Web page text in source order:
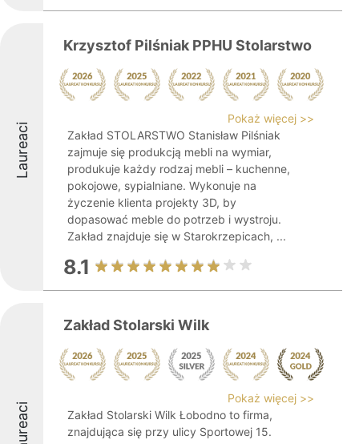
Laureaci
Krzysztof Pilśniak PPHU Stolarstwo
Pokaż więcej >>
Zakład STOLARSTWO Stanisław Pilśniak
zajmuje się produkcją mebli na wymiar,
produkuje każdy rodzaj mebli – kuchenne,
pokojowe, sypialniane. Wykonuje na
życzenie klienta projekty 3D, by
dopasować meble do potrzeb i wystroju.
Zakład znajduje się w Starokrzepicach, ...
8.1
Laureaci
Zakład Stolarski Wilk
Pokaż więcej >>
Zakład Stolarski Wilk Łobodno to firma,
znajdująca się przy ulicy Sportowej 15.